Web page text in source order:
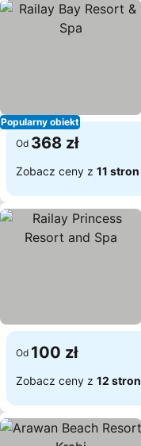
Popularny obiekt
Od 368 zł
Zobacz ceny z 11 stron
Od 100 zł
Zobacz ceny z 12 stron